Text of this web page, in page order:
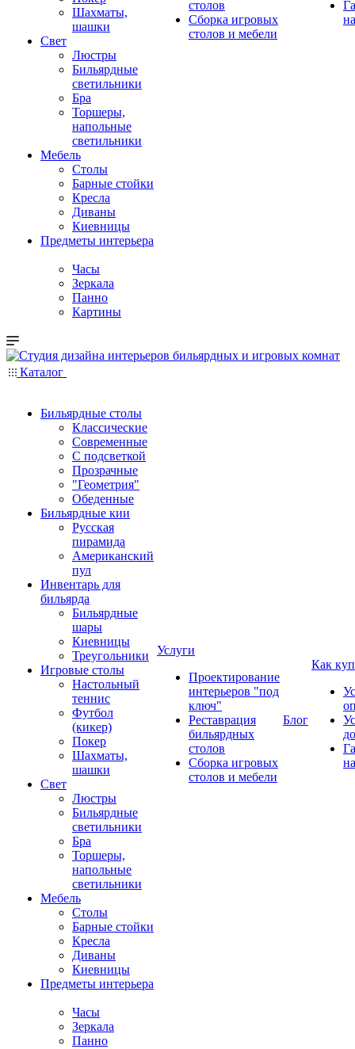
Шахматы,
шашки
Свет
Люстры
Бильярдные
светильники
Бра
Торшеры,
напольные
светильники
Мебель
Столы
Барные стойки
Кресла
Диваны
Киевницы
Предметы интерьера
Часы
Зеркала
Панно
Картины
столов
Сборка игровых
столов и мебели
Каталог
Бильярдные столы
Классические
Современные
С подсветкой
Прозрачные
"Геометрия"
Обеденные
Бильярдные кии
Русская
пирамида
Американский
пул
Инвентарь для
бильярда
Бильярдные
шары
Киевницы
Треугольники
Игровые столы
Настольный
теннис
Футбол
(кикер)
Покер
Шахматы,
шашки
Свет
Люстры
Бильярдные
светильники
Бра
Торшеры,
напольные
светильники
Мебель
Столы
Барные стойки
Кресла
Диваны
Киевницы
Предметы интерьера
Часы
Зеркала
Панно
Услуги
Проектирование
интерьеров "под
ключ"
Реставрация
бильярдных
столов
Сборка игровых
столов и мебели
Блог
Как